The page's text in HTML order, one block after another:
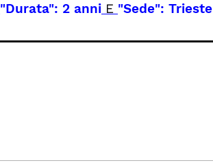
"Durata": 2 anni E "Sede": Trieste